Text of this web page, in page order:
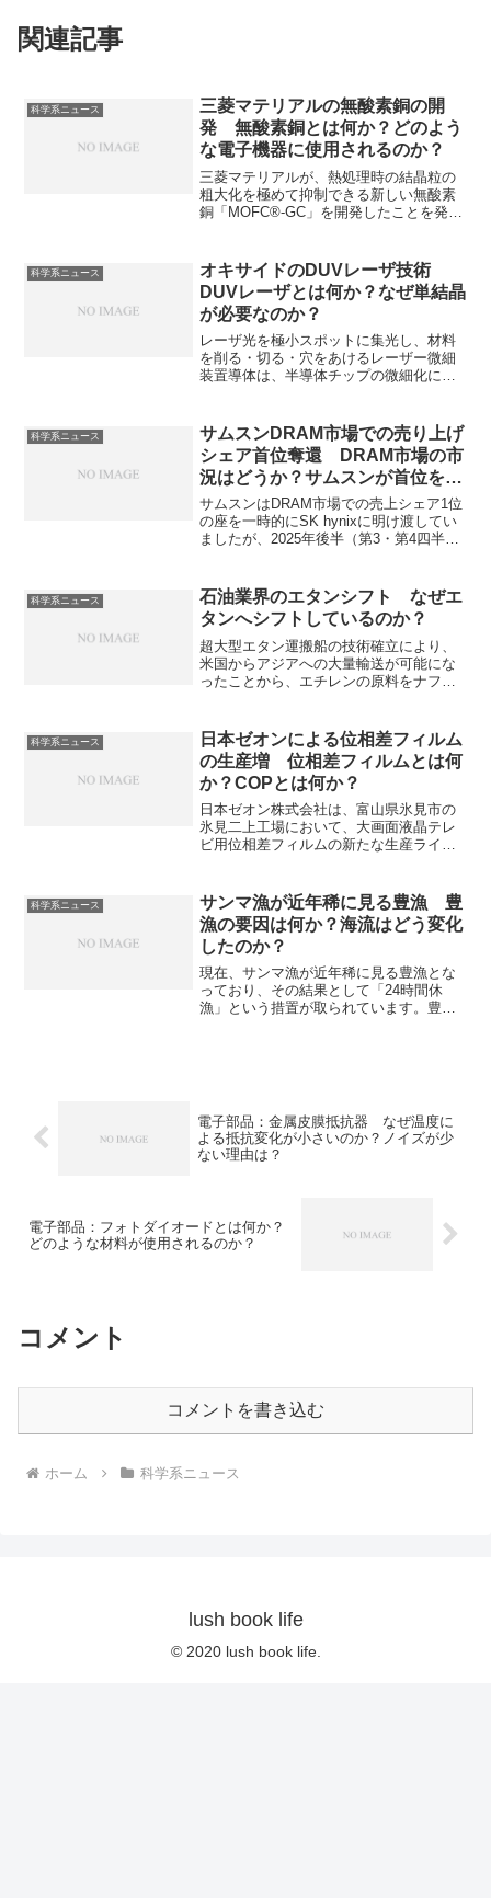
関連記事
科学系ニュース
三菱マテリアルの無酸素銅の開
発 無酸素銅とは何か？どのよう
な電子機器に使用されるのか？
三菱マテリアルが、熱処理時の結晶粒の
粗大化を極めて抑制できる新しい無酸素
銅「MOFC®-GC」を開発したことを発表
いため、半導体のリードフレームや放熱
板、EV等の大電流を流すバスバー、コネ
クタ、高品位ケーブルなどに幅広く使わ
れます。無酸素銅が高導電性・高熱伝導
性を持つ理由やその製法を知ることがで
きます。
科学系ニュース
オキサイドのDUVレーザ技術
DUVレーザとは何か？なぜ単結晶
が必要なのか？
レーザ光を極小スポットに集光し、材料
を削る・切る・穴をあけるレーザー微細
装置導体は、半導体チップの微細化に不
はレーザー微細装置導体に必要な優れた
DUVレーザ技術をもっています。DUVレ
ーザは波長が極めて短い紫外線のレーザ
です。「超極細」なスポットに絞れるた
め微細加工に適しています。どのように
DUVレーザーを発生させるのかを知るこ
とができます。
科学系ニュース
サムスンDRAM市場での売り上げ
シェア首位奪還 DRAM市場の市
況はどうか？サムスンが首位を奪
還できた理由は？
サムスンはDRAM市場での売上シェア1位
の座を一時的にSK hynixに明け渡してい
ましたが、2025年後半（第3・第4四半
首位となった理由を知ることができま
す。
科学系ニュース
石油業界のエタンシフト なぜエ
タンへシフトしているのか？
超大型エタン運搬船の技術確立により、
米国からアジアへの大量輸送が可能にな
ったことから、エチレンの原料をナフサ
のかを知ることができます。
科学系ニュース
日本ゼオンによる位相差フィルム
の生産増 位相差フィルムとは何
か？COPとは何か？
日本ゼオン株式会社は、富山県氷見市の
氷見二上工場において、大画面液晶テレ
ビ用位相差フィルムの新たな生産ライン
の特殊な光学フィルムで、偏光の位相を
ずらすことで、視野角や色再現性を向上
させることができます。視覚野とは何
か、どのような物質が位相差フィルムに
利用されてるのかを知ることができま
す。
科学系ニュース
サンマ漁が近年稀に見る豊漁 豊
漁の要因は何か？海流はどう変化
したのか？
現在、サンマ漁が近年稀に見る豊漁とな
っており、その結果として「24時間休
漁」という措置が取られています。豊漁
電子部品：金属皮膜抵抗器 なぜ温度に
よる抵抗変化が小さいのか？ノイズが少
ない理由は？
電子部品：フォトダイオードとは何か？
どのような材料が使用されるのか？
コメント
コメントを書き込む
ホーム 科学系ニュース
lush book life
© 2020 lush book life.